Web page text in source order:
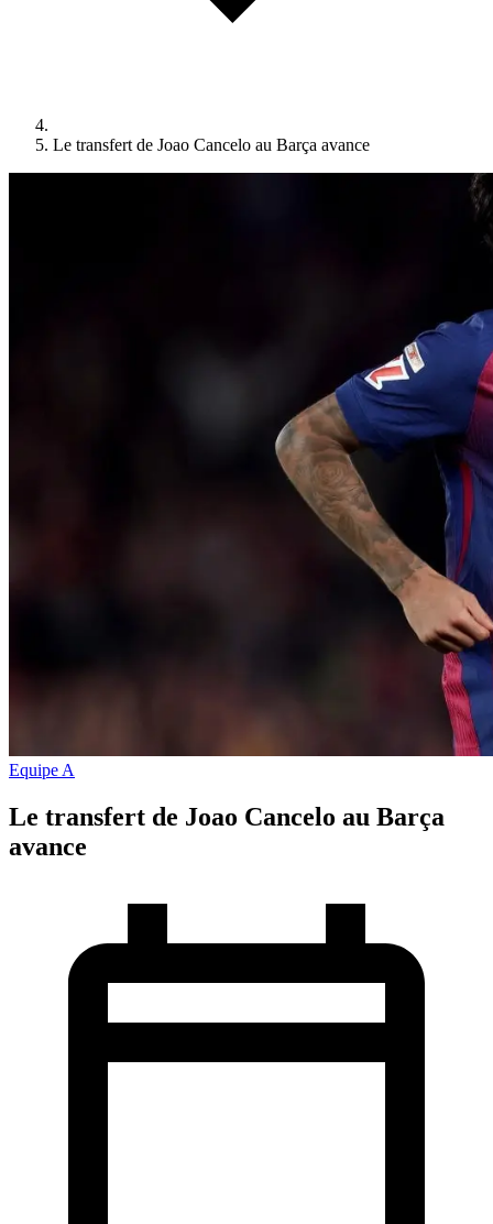
Le transfert de Joao Cancelo au Barça avance
Equipe A
Le transfert de Joao Cancelo au Barça
avance